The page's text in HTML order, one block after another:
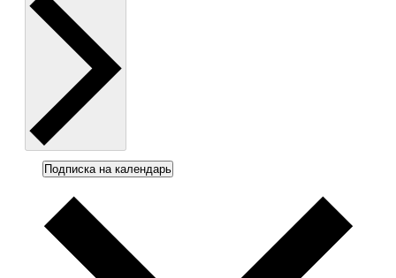
Подписка на календарь